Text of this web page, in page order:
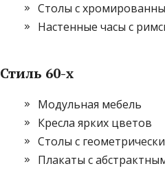
Столы с
Настенные часы с
Стиль 60-х
Модульная мебель
Кресла ярких цветов
Столы с
Плакаты с